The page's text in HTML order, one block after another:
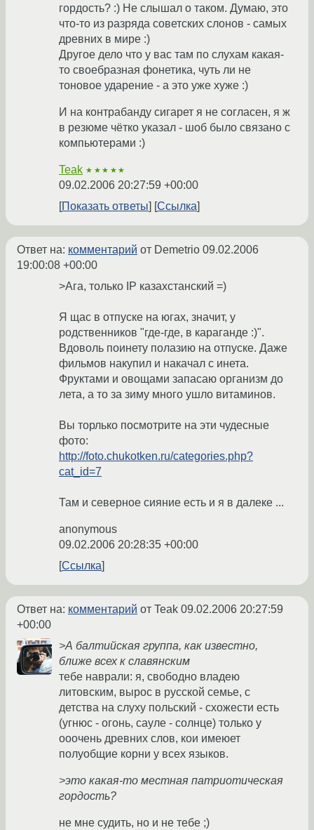
гордость? :) Не слышал о таком. Думаю, это
что-то из разряда советских слонов - самых
древних в мире :)
Другое дело что у вас там по слухам какая-
то своебразная фонетика, чуть ли не
тоновое ударение - а это уже хуже :)
И на контрабанду сигарет я не согласен, я ж
в резюме чётко указал - шоб было связано с
компьютерами :)
Teak ★★★★★
09.02.2006 20:27:59 +00:00
Показать ответы
Ссылка
Ответ на: комментарий от Demetrio 09.02.2006
19:00:08 +00:00
>Ага, только IP казахстанский =)
Я щас в отпуске на югах, значит, у
родственников "где-где, в караганде :)".
Вдоволь поинету полазию на отпуске. Даже
фильмов накупил и накачал с инета.
Фруктами и овощами запасаю организм до
лета, а то за зиму много ушло витаминов.
Вы торлько посмотрите на эти чудесные
фото:
http://foto.chukotken.ru/categories.php?
cat_id=7
Там и северное сияние есть и я в далеке ...
anonymous
09.02.2006 20:28:35 +00:00
Ссылка
Ответ на: комментарий от Teak 09.02.2006 20:27:59
+00:00
>А балтийская группа, как известно,
ближе всех к славянским
тебе наврали: я, свободно владею
литовским, вырос в русской семье, с
детства на слуху польский - схожести есть
(угнюс - огонь, сауле - солнце) только у
ооочень древних слов, кои имеюет
полуобщие корни у всех языков.
>это какая-то местная патриотическая
гордость?
не мне судить, но и не тебе ;)